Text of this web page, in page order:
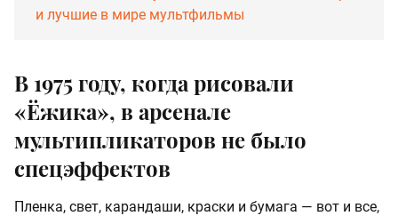
и лучшие в мире мультфильмы
В 1975 году, когда рисовали
«Ёжика», в арсенале
мультипликаторов не было
спецэффектов
Пленка, свет, карандаши, краски и бумага — вот и все,